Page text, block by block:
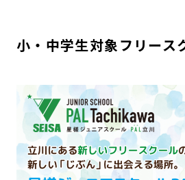
小・中学生対象フリース